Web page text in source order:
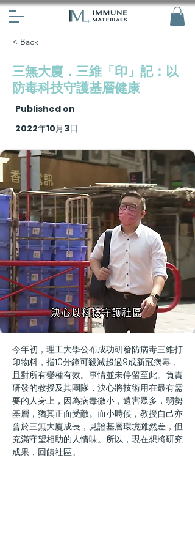
< Back
三無大廈．三維「印」記：以
防毒科技守護基層健康
Published on
2022年10月3日
今年初，理工大學公布成功研發防病毒三維打
印物料，指10分鐘可殺滅超過9成新冠病毒，
且對所有變種有效。事情並未停留至此。負責
研發的教授及其團隊，決心將技術用在最有需
要的人身上，因為病毒微小，遺害眾多，弱勢
基層，猶其正面受敵。而小時候，教授自己亦
曾於三無大廈成長，見證基層環境雖然差，但
充滿守望相助的人情味。所以，現在想將研究
成果，回饋社區。